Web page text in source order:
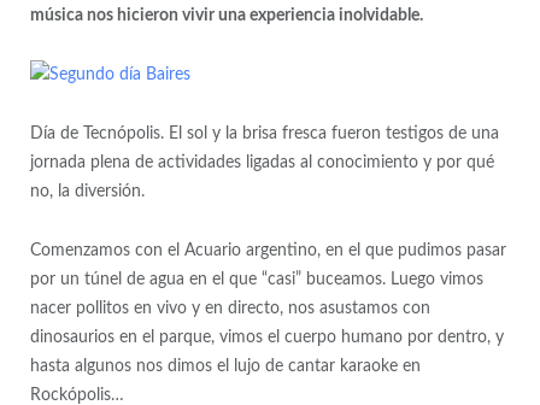
música nos hicieron vivir una experiencia inolvidable.
Día de Tecnópolis. El sol y la brisa fresca fueron testigos de una
jornada plena de actividades ligadas al conocimiento y por qué
no, la diversión.
Comenzamos con el Acuario argentino, en el que pudimos pasar
por un túnel de agua en el que “casi” buceamos. Luego vimos
nacer pollitos en vivo y en directo, nos asustamos con
dinosaurios en el parque, vimos el cuerpo humano por dentro, y
hasta algunos nos dimos el lujo de cantar karaoke en
Rockópolis…